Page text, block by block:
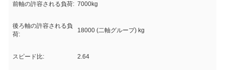
前軸の許容される負荷: 7000kg
後ろ軸の許容される負
荷:
18000 (二軸グループ) kg
スピード比: 2.64